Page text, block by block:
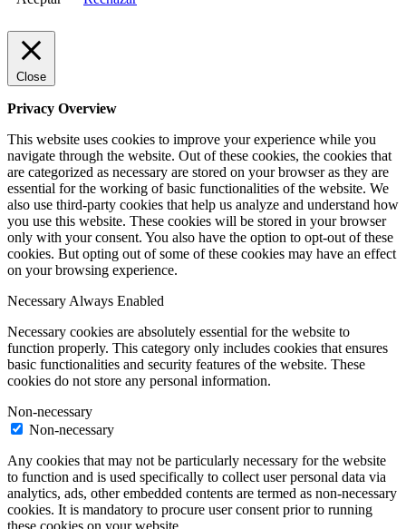
Close
Privacy Overview
This website uses cookies to improve your experience while you
navigate through the website. Out of these cookies, the cookies that
are categorized as necessary are stored on your browser as they are
essential for the working of basic functionalities of the website. We
also use third-party cookies that help us analyze and understand how
you use this website. These cookies will be stored in your browser
only with your consent. You also have the option to opt-out of these
cookies. But opting out of some of these cookies may have an effect
on your browsing experience.
Necessary Always Enabled
Necessary cookies are absolutely essential for the website to
function properly. This category only includes cookies that ensures
basic functionalities and security features of the website. These
cookies do not store any personal information.
Non-necessary
Non-necessary
Any cookies that may not be particularly necessary for the website
to function and is used specifically to collect user personal data via
analytics, ads, other embedded contents are termed as non-necessary
cookies. It is mandatory to procure user consent prior to running
these cookies on your website.